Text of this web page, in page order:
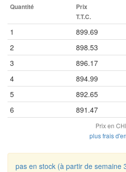
Quantité
Prix
T.T.C.
1 899.69
2 898.53
3 896.17
4 894.99
5 892.65
6 891.47
Prix en
plus frais
pas en stock (à partir de semaine